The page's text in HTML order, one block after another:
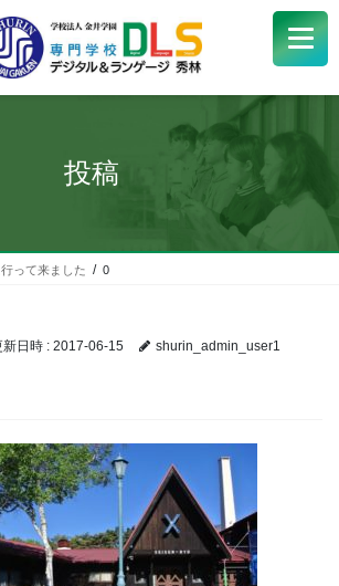
学校紹介+
受験生
学生サポート
お問い合わせ
資料請求
投稿
って来ました 0
新日時 : 2017-06-15 shurin_admin_user1